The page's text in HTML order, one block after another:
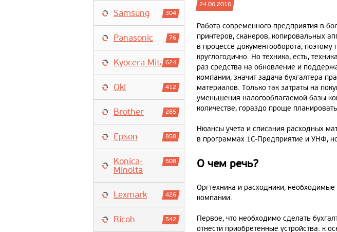
Samsung 304
Panasonic 76
Kyocera Mita 624
Oki 412
Brother 285
Epson 858
Konica-
Minolta
508
Lexmark 426
Ricoh 542
24.06.2016
Работа современного предприятия в
принтеров, сканеров, копировальных
в процессе документооборота,
круглогодично. Но техника, есть,
раз средства на обновление и
компании, значит задача бухгалтера
материалов. Только так затраты на
уменьшения налогооблагаемой базы
количестве, гораздо проще
Нюансы учета и списания расходных
в программах 1С-Предприятие и УНФ,
О чем речь?
Оргтехника и расходники,
компании.
Первое, что необходимо сделать
отнести приобретенные устройства: к